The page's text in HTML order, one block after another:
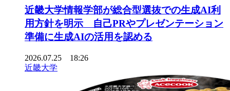
近畿大学情報学部が総合型選抜での生成AI利
用方針を明示 自己PRやプレゼンテーション
準備に生成AIの活用を認める
2026.07.25 18:26
近畿大学